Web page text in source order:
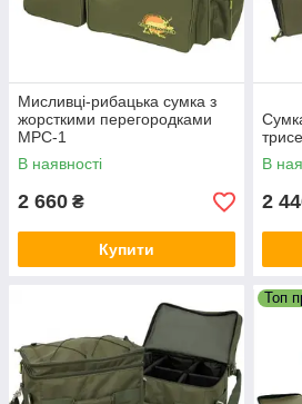
Мисливці-рибацька сумка з
жорсткими перегородками
МРС-1
В наявності
2 660 ₴
Купити
В
2
Топ